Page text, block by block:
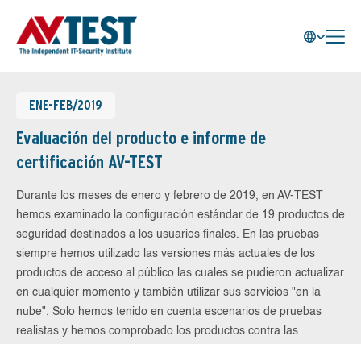
ENE-FEB/2019
Evaluación del producto e informe de
certificación AV-TEST
Durante los meses de enero y febrero de 2019, en AV-TEST
hemos examinado la configuración estándar de 19 productos de
seguridad destinados a los usuarios finales. En las pruebas
siempre hemos utilizado las versiones más actuales de los
productos de acceso al público las cuales se pudieron actualizar
en cualquier momento y también utilizar sus servicios "en la
nube". Solo hemos tenido en cuenta escenarios de pruebas
realistas y hemos comprobado los productos contra las